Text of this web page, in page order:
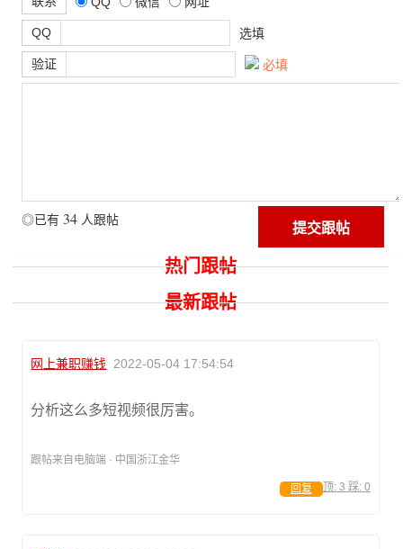
QQ 选填
验证 必填
◎已有 34 人跟帖
热门跟帖
最新跟帖
网上兼职赚钱 2022-05-04 17:54:54
分析这么多短视频很厉害。
跟帖来自电脑端 · 中国浙江金华
顶: 3 踩: 0
回复